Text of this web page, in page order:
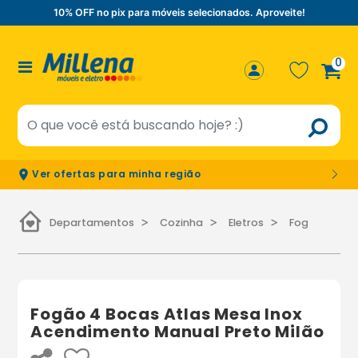
10% OFF no pix para móveis selecionados. Aproveite!
0
Ver ofertas para minha região
Departamentos Cozinha Eletros Fogões
Fogão 4 Bocas Atlas Mesa Inox
Acendimento Manual Preto Milão